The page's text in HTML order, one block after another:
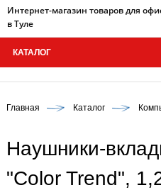
Интернет-магазин товаров для
в Туле
КАТАЛОГ
Главная Каталог
Наушники-
"Color Trend",